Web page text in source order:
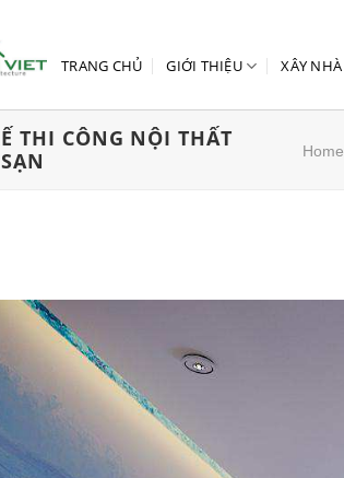
TRANG CHỦ GIỚI THIỆU XÂY
THI CÔNG NỘI THẤT
Home